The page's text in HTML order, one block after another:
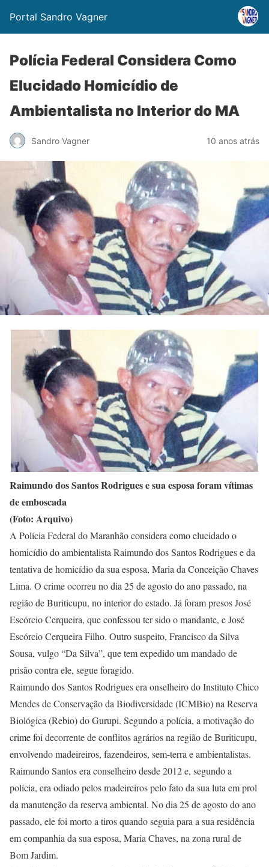
Portal Sandro Vagner
Polícia Federal Considera Como
Elucidado Homicídio de
Ambientalista no Interior do MA
Sandro Vagner 10 anos atrás
Raimundo dos Santos Rodrigues e sua esposa foram vítimas
de emboscada
(Foto: Arquivo)
A Polícia Federal do Maranhão considera como elucidado o
homicídio do ambientalista Raimundo dos Santos Rodrigues e da
tentativa de homicídio da sua esposa, Maria da Conceição Chaves
Lima. O crime ocorreu no dia 25 de agosto do ano passado, na
região de Buriticupu, no interior do estado. Já foram presos José
Escórcio Cerqueira, que confessou ter sido o mandante, e José
Escórcio Cerqueira Filho. Outro suspeito, Francisco da Silva
Sousa, vulgo “Da Silva”, que tem expedido um mandado de
prisão contra ele, segue foragido.
Raimundo dos Santos Rodrigues era onselheiro do Instituto Chico
Mendes de Conservação da Biodiversidade (ICMBio) na Reserva
Biológica (Rebio) do Gurupi. Segundo a polícia, a motivação do
crime foi decorrente de conflitos agrários na região de Buriticupu,
envolvendo madeireiros, fazendeiros, sem-terra e ambientalistas.
Raimundo Santos era conselheiro desde 2012 e, segundo a
polícia, era odiado pelos madeireiros pelo fato da sua luta em prol
da manutenção da reserva ambiental. No dia 25 de agosto do ano
passado, ele foi morto a tiros quando seguia para a sua residência
em companhia da sua esposa, Maria Chaves, na zona rural de
Bom Jardim.